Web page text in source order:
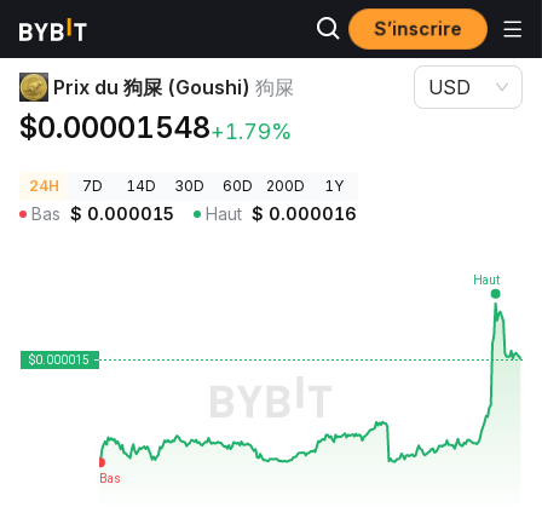
S’inscrire
Prix des cryptos Prix du 狗屎 (Goushi) 狗屎
Prix du 狗屎 (Goushi) 狗屎
$0.00001548+1.79%
USD
24H 7D 14D 30D 60D 200D 1Y
Bas $ 0.000015 Haut $ 0.000016